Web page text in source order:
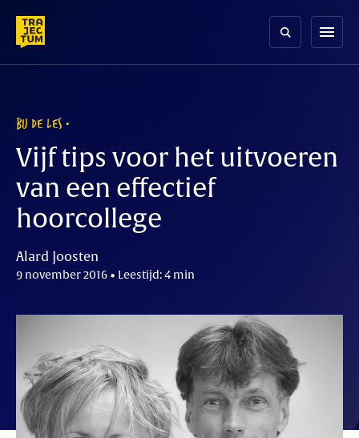
content
menu
BIJ DE LES
Vijf tips voor het uitvoeren
van een effectief
hoorcollege
Alard Joosten
9 november 2016 • Leestijd: 4 min